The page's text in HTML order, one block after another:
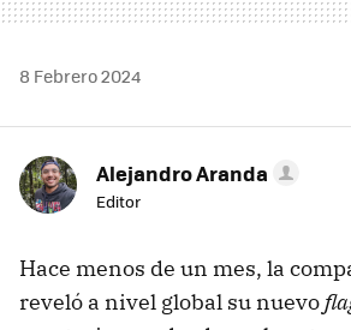
8 Febrero 2024
Alejandro Aranda
Editor
Hace menos de un mes, la
reveló a nivel global su nuevo